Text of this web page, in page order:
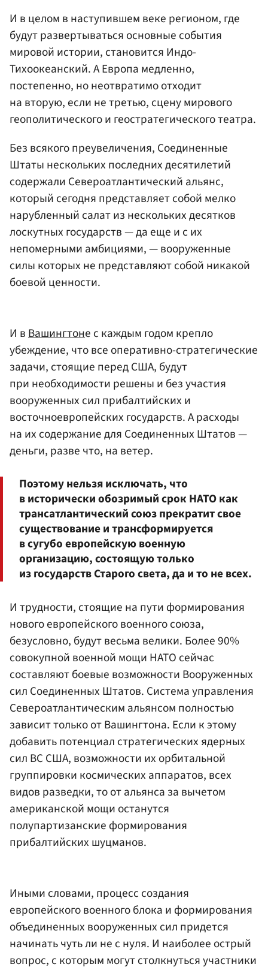
И в целом в наступившем веке регионом, где
будут развертываться основные события
мировой истории, становится Индо-
Тихоокеанский. А Европа медленно,
постепенно, но неотвратимо отходит
на вторую, если не третью, сцену мирового
геополитического и геостратегического театра.
Без всякого преувеличения, Соединенные
Штаты нескольких последних десятилетий
содержали Североатлантический альянс,
который сегодня представляет собой мелко
нарубленный салат из нескольких десятков
лоскутных государств — да еще и с их
непомерными амбициями, — вооруженные
силы которых не представляют собой никакой
боевой ценности.
И вВашингтоне с каждым годом крепло
убеждение, что все оперативно-стратегические
задачи, стоящие перед США, будут
при необходимости решены и без участия
вооруженных сил прибалтийских и
восточноевропейских государств. А расходы
на их содержание для Соединенных Штатов —
деньги, разве что, на ветер.
Поэтому нельзя исключать, что
в исторически обозримый срок НАТО как
трансатлантический союз прекратит свое
существование и трансформируется
в сугубо европейскую военную
организацию, состоящую только
из государств Старого света, да и то не всех.
И трудности, стоящие на пути формирования
нового европейского военного союза,
безусловно, будут весьма велики. Более 90%
совокупной военной мощи НАТО сейчас
составляют боевые возможности Вооруженных
сил Соединенных Штатов. Система управления
Североатлантическим альянсом полностью
зависит только от Вашингтона. Если к этому
добавить потенциал стратегических ядерных
сил ВС США, возможности их орбитальной
группировки космических аппаратов, всех
видов разведки, то от альянса за вычетом
американской мощи останутся
полупартизанские формирования
прибалтийских шуцманов.
Иными словами, процесс создания
европейского военного блока и формирования
объединенных вооруженных сил придется
начинать чуть ли не с нуля. И наиболее острый
вопрос, с которым могут столкнуться участники